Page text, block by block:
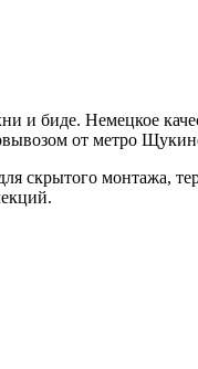
и биде. Немецкое
от метро
скрытого монтажа,